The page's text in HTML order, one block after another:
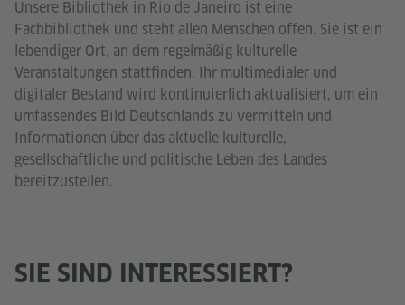
Unsere Bibliothek in Rio de Janeiro ist eine
Fachbibliothek und steht allen Menschen offen. Sie ist ein
lebendiger Ort, an dem regelmäßig kulturelle
Veranstaltungen stattfinden. Ihr multimedialer und
digitaler Bestand wird kontinuierlich aktualisiert, um ein
umfassendes Bild Deutschlands zu vermitteln und
Informationen über das aktuelle kulturelle,
gesellschaftliche und politische Leben des Landes
bereitzustellen.
SIE SIND INTERESSIERT?